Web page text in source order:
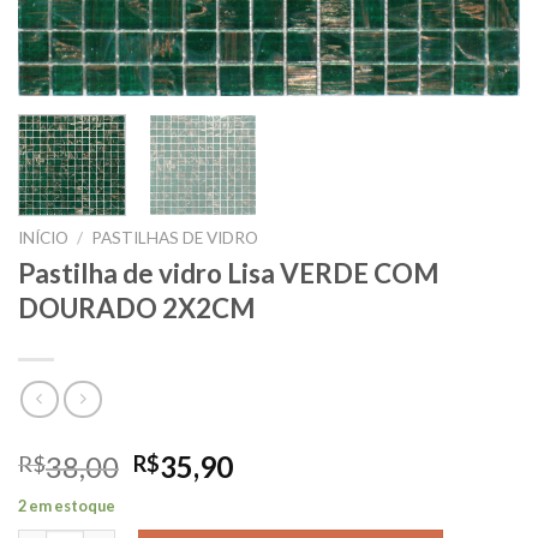
INÍCIO / PASTILHAS DE VIDRO
Pastilha de vidro Lisa VERDE COM
DOURADO 2X2CM
R$38,00 O
preço
original
R$35,90O
atual
2 em estoque